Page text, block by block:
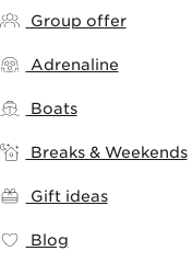
Group offer
Adrenaline
Boats
Breaks & Weekends
Gift ideas
Blog